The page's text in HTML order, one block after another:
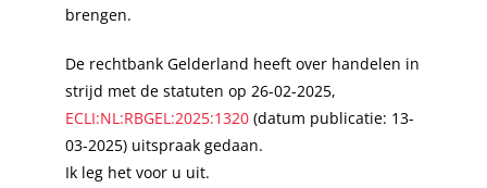
brengen.
De rechtbank Gelderland heeft over handelen in
strijd met de statuten op 26-02-2025,
ECLI:NL:RBGEL:2025:1320(datum publicatie: 13-
03-2025) uitspraak gedaan.
Ik leg het voor u uit.